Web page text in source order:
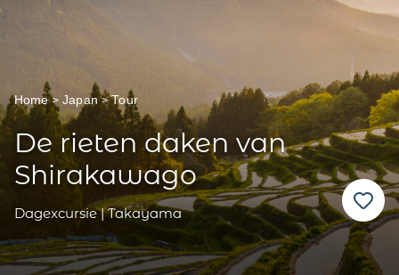
Home Japan Tour
De rieten daken van
Shirakawago
Dagexcursie | Takayama